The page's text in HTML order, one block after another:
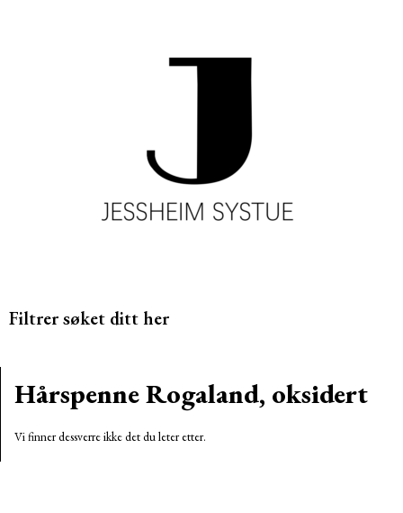
Filtrer søket ditt her
Hårspenne Rogaland, oksidert
Vi finner dessverre ikke det du leter etter.